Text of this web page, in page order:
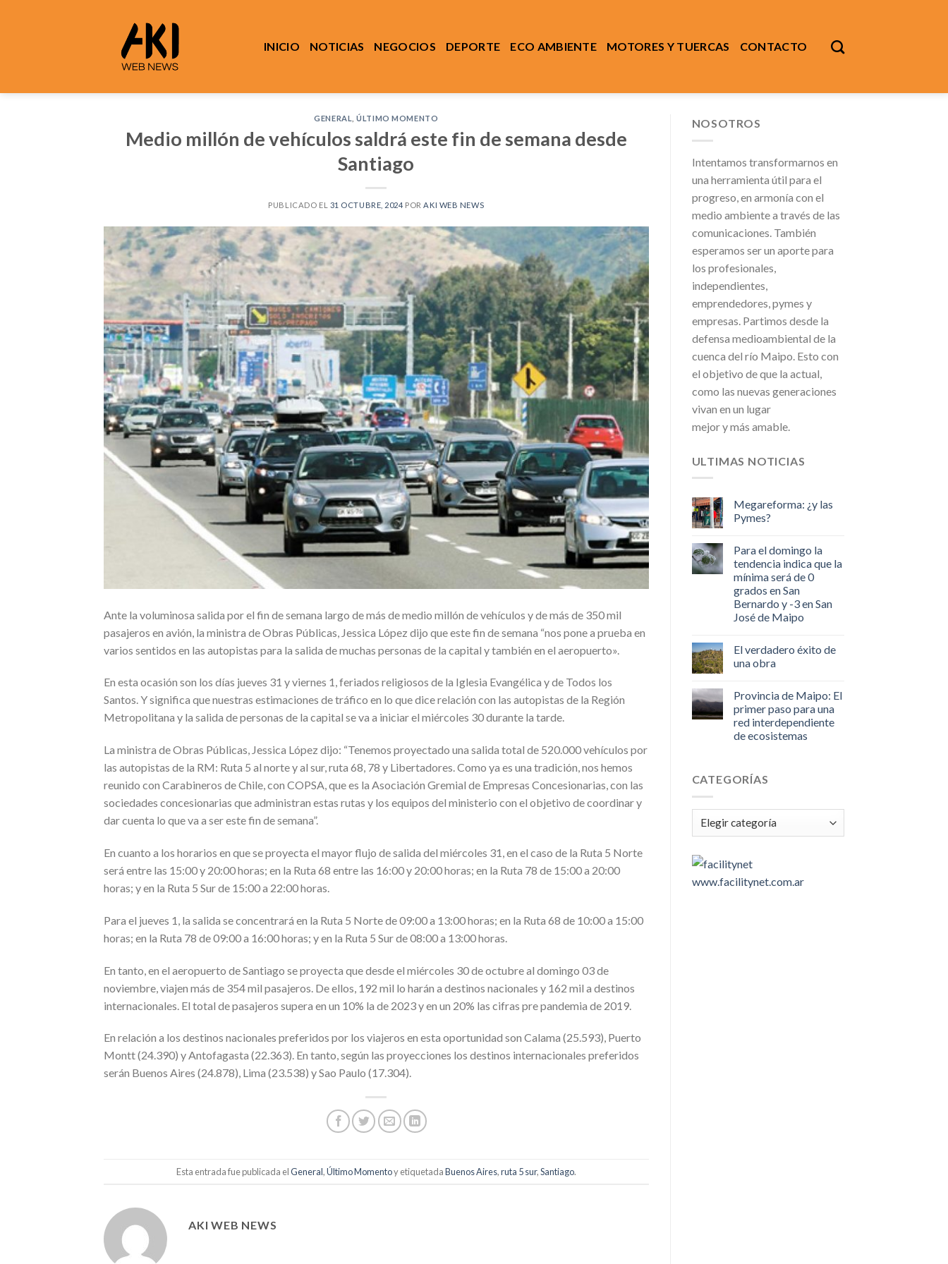
INICIO NOTICIAS NEGOCIOS DEPORTE ECO AMBIENTE MOTORES Y TUERCAS CONTACTO
GENERAL ,ÚLTIMO MOMENTO
Medio millón de vehículos saldrá este fin de semana desde
Santiago
PUBLICADO EL 31 OCTUBRE, 2024 POR AKI WEB NEWS
Ante la voluminosa salida por el fin de semana largo de más de medio millón de vehículos y de más de 350 mil
pasajeros en avión, la ministra de Obras Públicas, Jessica López dijo que este fin de semana “nos pone a prueba en
varios sentidos en las autopistas para la salida de muchas personas de la capital y también en el aeropuerto».
En esta ocasión son los días jueves 31 y viernes 1, feriados religiosos de la Iglesia Evangélica y de Todos los
Santos. Y significa que nuestras estimaciones de tráfico en lo que dice relación con las autopistas de la Región
Metropolitana y la salida de personas de la capital se va a iniciar el miércoles 30 durante la tarde.
La ministra de Obras Públicas, Jessica López dijo: “Tenemos proyectado una salida total de 520.000 vehículos por
las autopistas de la RM: Ruta 5 al norte y al sur, ruta 68, 78 y Libertadores. Como ya es una tradición, nos hemos
reunido con Carabineros de Chile, con COPSA, que es la Asociación Gremial de Empresas Concesionarias, con las
sociedades concesionarias que administran estas rutas y los equipos del ministerio con el objetivo de coordinar y
dar cuenta lo que va a ser este fin de semana”.
En cuanto a los horarios en que se proyecta el mayor flujo de salida del miércoles 31, en el caso de la Ruta 5 Norte
será entre las 15:00 y 20:00 horas; en la Ruta 68 entre las 16:00 y 20:00 horas; en la Ruta 78 de 15:00 a 20:00
horas; y en la Ruta 5 Sur de 15:00 a 22:00 horas.
Para el jueves 1, la salida se concentrará en la Ruta 5 Norte de 09:00 a 13:00 horas; en la Ruta 68 de 10:00 a 15:00
horas; en la Ruta 78 de 09:00 a 16:00 horas; y en la Ruta 5 Sur de 08:00 a 13:00 horas.
En tanto, en el aeropuerto de Santiago se proyecta que desde el miércoles 30 de octubre al domingo 03 de
noviembre, viajen más de 354 mil pasajeros. De ellos, 192 mil lo harán a destinos nacionales y 162 mil a destinos
internacionales. El total de pasajeros supera en un 10% la de 2023 y en un 20% las cifras pre pandemia de 2019.
En relación a los destinos nacionales preferidos por los viajeros en esta oportunidad son Calama (25.593), Puerto
Montt (24.390) y Antofagasta (22.363). En tanto, según las proyecciones los destinos internacionales preferidos
serán Buenos Aires (24.878), Lima (23.538) y Sao Paulo (17.304).
Esta entrada fue publicada elGeneral,Último Momentoy etiquetadaBuenos Aires,ruta 5 sur,Santiago.
AKI WEB NEWS
NOSOTROS
Intentamos transformarnos en
una herramienta útil para el
progreso, en armonía con el
medio ambiente a través de las
comunicaciones. También
esperamos ser un aporte para
los profesionales,
independientes,
emprendedores, pymes y
empresas. Partimos desde la
defensa medioambiental de la
cuenca del río Maipo. Esto con
el objetivo de que la actual,
como las nuevas generaciones
vivan en un lugar
mejor y más amable.
ULTIMAS NOTICIAS
Megareforma: ¿y las
Pymes?
Para el domingo la
tendencia indica que la
mínima será de 0
grados en San
Bernardo y -3 en San
José de Maipo
El verdadero éxito de
una obra
Provincia de Maipo: El
primer paso para una
red interdependiente
de ecosistemas
CATEGORÍAS
Categorías
www.facilitynet.com.ar